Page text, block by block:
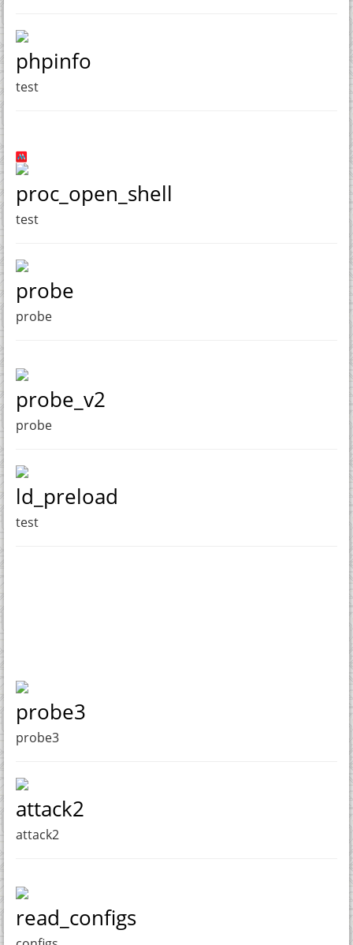
phpinfo
test
proc_open_shell
test
probe
probe
probe_v2
probe
ld_preload
test
probe3
probe3
attack2
attack2
read_configs